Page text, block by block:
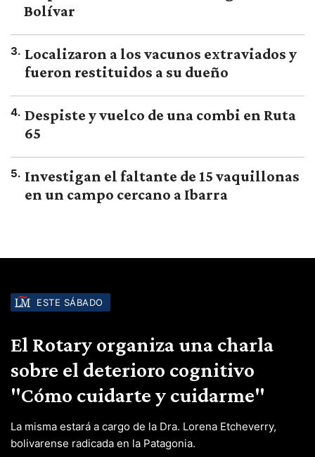
Bolívar
3. Localizaron a los vacunos extraviados y
fueron restituidos a su dueño
4. Despiste y vuelco de una combi en Ruta
65
5. Investigan el faltante de 15 vaquillonas
en un campo cercano a Ibarra
ESTE SÁBADO
El Rotary organiza una charla
sobre el deterioro cognitivo
"Cómo cuidarte y cuidarme"
La misma estará a cargo de la Dra. Lorena Etcheverry,
bolivarense radicada en la Patagonia.